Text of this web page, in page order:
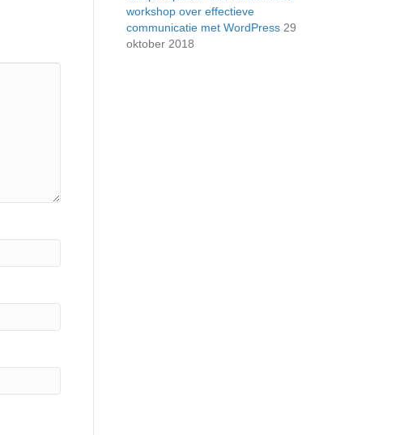
workshop over effectieve
communicatie met WordPress 29
oktober 2018